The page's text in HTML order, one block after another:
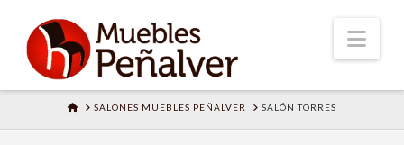
HOMESALONES MUEBLES PEÑALVER SALÓN TORRES